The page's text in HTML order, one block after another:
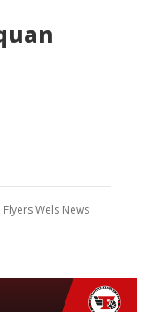
Flyers Wels News